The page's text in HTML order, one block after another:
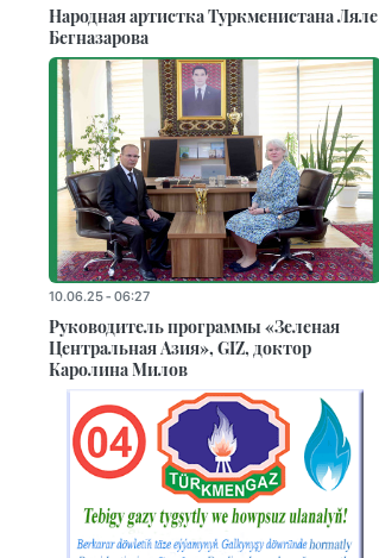
Народная артистка Туркменистана Ляле
Бегназарова
10.06.25 - 06:27
Руководитель программы «Зеленая
Центральная Азия», GIZ, доктор
Каролина Милов